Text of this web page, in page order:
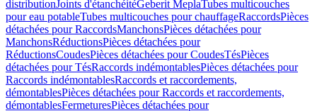
distributionJoints d'étanchéitéGeberit MeplaTubes multicouches
pour eau potableTubes multicouches pour chauffageRaccordsPièces
détachées pour RaccordsManchonsPièces détachées pour
ManchonsRéductionsPièces détachées pour
RéductionsCoudesPièces détachées pour CoudesTésPièces
détachées pour TésRaccords indémontablesPièces détachées pour
Raccords indémontablesRaccords et raccordements,
démontablesPièces détachées pour Raccords et raccordements,
démontablesFermeturesPièces détachées pour